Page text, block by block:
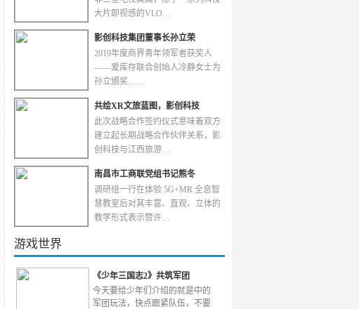
大片即视感的VLO…
影创科技集团董事长孙立荣
2019年度商界青年领军者获奖人
——爱库存联合创始人冷静女士为
孙立颁奖....…
共绘XR文旅蓝图，影创科技
此次战略合作签约仪式意味着双方
建立起长期战略合作伙伴关系，影
创科技与江西旅游…
南昌市工商联党组书记熊冬
调研组一行在体验 5G+MR 全息智
慧教室后对其丰富、直观、立体的
教学形式表示赞许…
游戏世界
《少年三国志2》共筑军团
今天要给少年们介绍的就是中的
军团玩法，快点跟紧队伍，不要